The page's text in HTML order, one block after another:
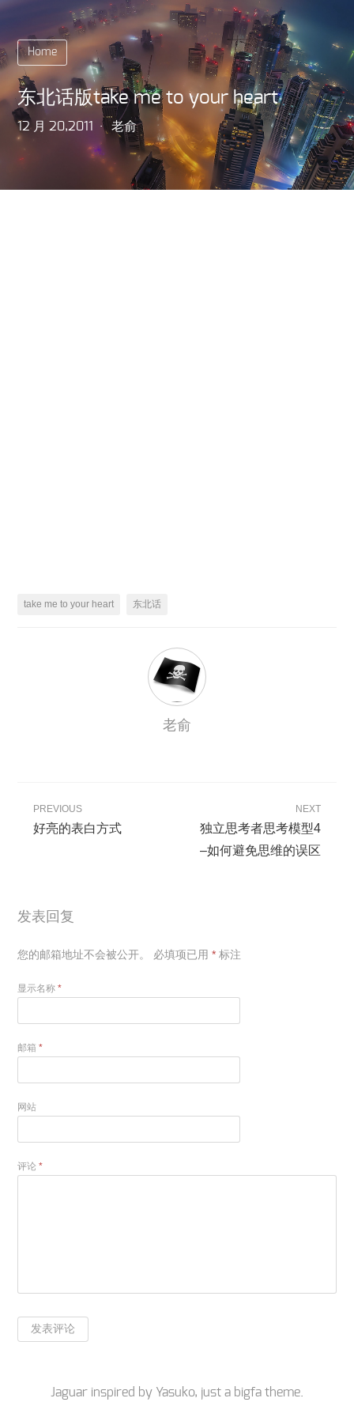
Home
东北话版take me to your heart
12 月 20,2011 老俞
take me to your heart 东北话
老俞
PREVIOUS
好亮的表白方式
NEXT
独立思考者思考模型4
–如何避免思维的误区
发表回复
您的邮箱地址不会被公开。 必填项已用* 标注
显示名称*
邮箱*
网站
评论*
Jaguar inspired by Yasuko, just a bigfa theme.